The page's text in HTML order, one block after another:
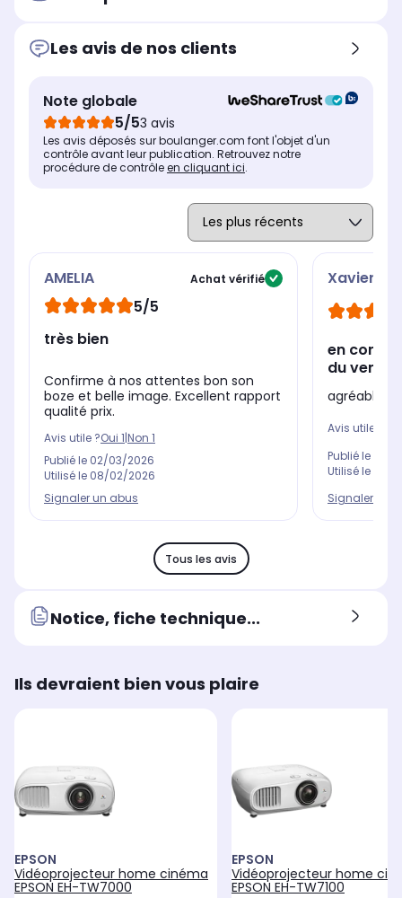
Résolution
Résolution
Full HD
Contraste
5 000 000:1
Résolution
Résolution
Ultra HD 4K
Contraste
5 000 000:1
Les avis de nos clients
Note globale
5/53 avis
Les avis déposés sur boulanger.com font l'objet d'un
contrôle avant leur publication. Retrouvez notre
procédure de contrôleen cliquant ici.
AMELIA Achat vérifié
5/5
très bien
Confirme à nos attentes bon son
boze et belle image. Excellent rapport
qualité prix.
Avis utile ?Oui 1|Non 1
Publié le 02/03/2026
Utilisé le 08/02/2026
Signaler un abus
Xavier
en
du
Avis utile ?
Publié le
Utilisé le
Signaler un
Tous les avis
Notice, fiche technique...
Ils devraient bien vous plaire
EPSON
Vidéoprojecteur home cinéma
EPSON EH-TW7000
EPSON
Vidéoprojecteur home
EPSON EH-TW7100